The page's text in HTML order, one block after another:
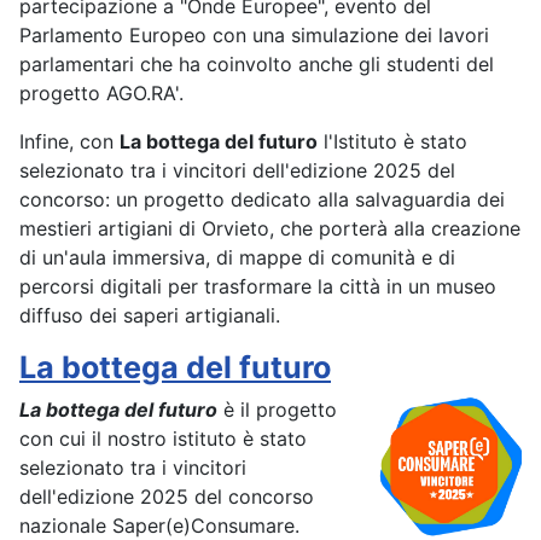
partecipazione a "Onde Europee", evento del
Parlamento Europeo con una simulazione dei lavori
parlamentari che ha coinvolto anche gli studenti del
progetto AGO.RA'.
Infine, con La bottega del futuro l'Istituto è stato
selezionato tra i vincitori dell'edizione 2025 del
concorso: un progetto dedicato alla salvaguardia dei
mestieri artigiani di Orvieto, che porterà alla creazione
di un'aula immersiva, di mappe di comunità e di
percorsi digitali per trasformare la città in un museo
diffuso dei saperi artigianali.
La bottega del futuro
La bottega del futuro è il progetto
con cui il nostro istituto è stato
selezionato tra i vincitori
dell'edizione 2025 del concorso
nazionale Saper(e)Consumare.